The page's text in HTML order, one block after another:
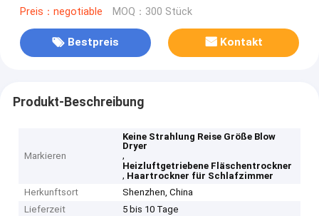
Preis：negotiable MOQ：300 Stück
Bestpreis Kontakt
Produkt-Beschreibung
Markieren
Keine Strahlung Reise Größe Blow
Dryer
,
Heizluftgetriebene Fläschentrockner
, Haartrockner für Schlafzimmer
Herkunftsort
Shenzhen, China
Lieferzeit
5 bis 10 Tage